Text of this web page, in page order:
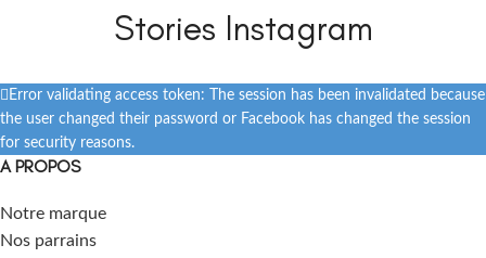
Stories Instagram
Error validating access token: The session has been invalidated because
the user changed their password or Facebook has changed the session
for security reasons.
A PROPOS
Notre marque
Nos parrains